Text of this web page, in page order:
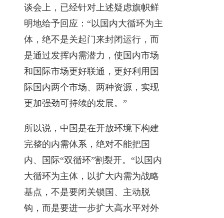
谈会上，已经针对上述疑虑旗帜鲜
明地给予回应：“以国内大循环为主
体，绝不是关起门来封闭运行，而
是通过发挥内需潜力，使国内市场
和国际市场更好联通，更好利用国
际国内两个市场、两种资源，实现
更加强劲可持续的发展。”
所以说，中国是在开放环境下构建
完整的内需体系，绝对不能把国
内、国际“双循环”割裂开。“以国内
大循环为主体，以扩大内需为战略
基点，不是要闭关锁国、主动脱
钩，而是要进一步扩大高水平对外